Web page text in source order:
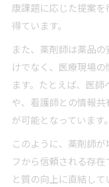
康課題に応じた提案
得ています。
また、薬剤師は薬品
けでなく、医療現場
ます。たとえば、医
や、看護師との情報
が可能となっています。
このように、薬剤師
フから信頼される存
と質の向上に直結し